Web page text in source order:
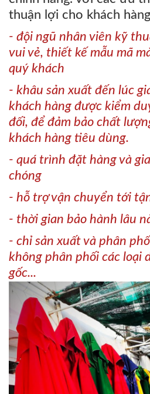
thuận lợi cho khách
- đội ngũ nhân viên kỹ
vui vẻ, thiết kế mẫu mã
quý khách
- khâu sản xuất đến lúc
khách hàng được kiểm
đối, để đảm bảo chất
khách hàng tiêu dùng.
- quá trình đặt hàng và
chóng
- hỗ trợ vận chuyển tới
- thời gian bảo hành lâu
- chỉ sản xuất và phân
không phân phối các loại
gốc...